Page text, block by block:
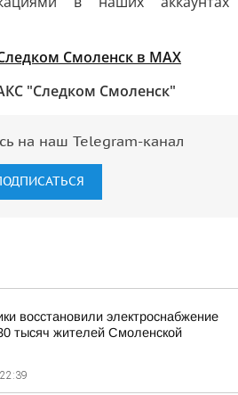
Смоленск в MAX
"Следком Смоленск"
на наш Telegram-канал
восстановили электроснабжение
тысяч жителей Смоленской